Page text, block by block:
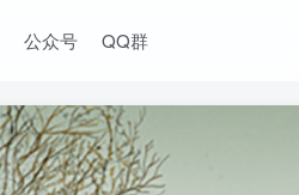
公众号 QQ群